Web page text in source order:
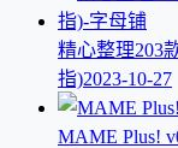
精心整理203
指)2023-10-27
MAME Plus!